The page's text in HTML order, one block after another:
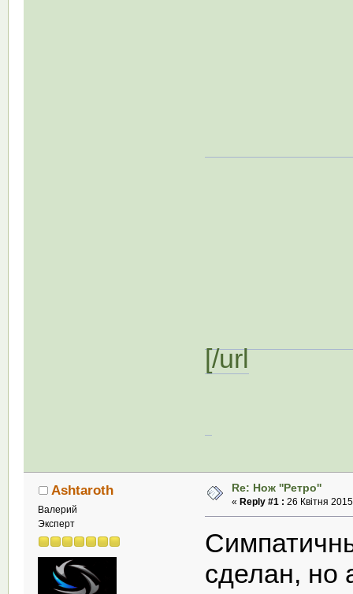
[/url
Ashtaroth
Валерий
Эксперт
Re: Нож ''Ретро''
« Reply #1 : 26 Квітня
сделан, но